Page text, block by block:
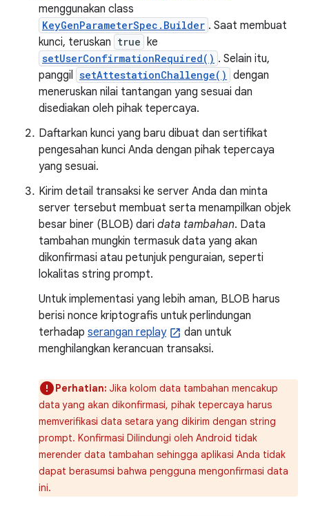
menggunakan class
KeyGenParameterSpec.Builder . Saat membuat
kunci, teruskan true ke
setUserConfirmationRequired() . Selain itu,
panggil setAttestationChallenge() dengan
meneruskan nilai tantangan yang sesuai dan
disediakan oleh pihak tepercaya.
Daftarkan kunci yang baru dibuat dan sertifikat
pengesahan kunci Anda dengan pihak tepercaya
yang sesuai.
Kirim detail transaksi ke server Anda dan minta
server tersebut membuat serta menampilkan objek
besar biner (BLOB) dari data tambahan. Data
tambahan mungkin termasuk data yang akan
dikonfirmasi atau petunjuk penguraian, seperti
lokalitas string prompt.
Untuk implementasi yang lebih aman, BLOB harus
berisi nonce kriptografis untuk perlindungan
terhadap serangan replay
dan untuk
menghilangkan kerancuan transaksi.
Perhatian: Jika kolom data tambahan mencakup
data yang akan dikonfirmasi, pihak tepercaya harus
memverifikasi data setara yang dikirim dengan string
prompt. Konfirmasi Dilindungi oleh Android tidak
merender data tambahan sehingga aplikasi Anda tidak
dapat berasumsi bahwa pengguna mengonfirmasi data
ini.